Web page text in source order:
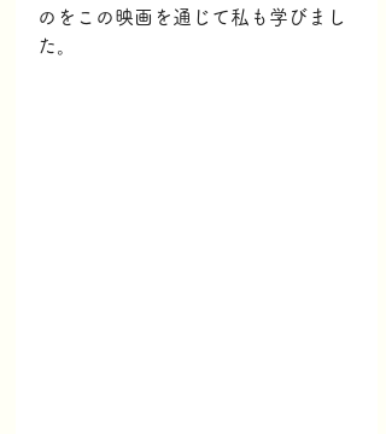
のをこの映画を通じて私も学びまし
た。